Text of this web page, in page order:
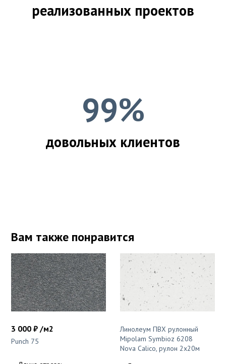
реализованных проектов
99%
довольных клиентов
Вам также понравится
3 000 ₽ /м2
Punch 75
Линолеум ПВХ рулонный
Mipolam Symbioz 6208
Nova Calico, рулон 2х20м